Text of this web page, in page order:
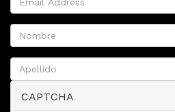
CAPTCHA